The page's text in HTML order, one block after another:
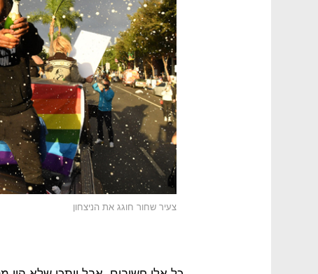
צעיר שחור חוגג את הניצחון